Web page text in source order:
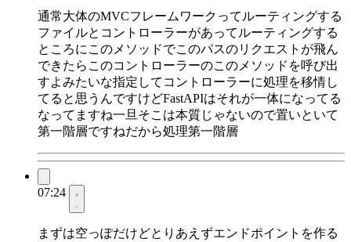
通常大体のMVCフレームワークってルーティングする
ファイルとコントローラーがあってルーティングする
ところにこのメソッドでこのパスのリクエストが飛ん
できたらこのコントローラーのこのメソッドを呼び出
すよみたいな指定してコントローラーに処理を移情し
てると思うんですけどFastAPIはそれが一体になってる
なってますね一旦そこは本質じゃないので置いといて
第一階層ですねだから処理第一階層
07:24
まずは空っぽだけどとりあえずエンドポイントを作る